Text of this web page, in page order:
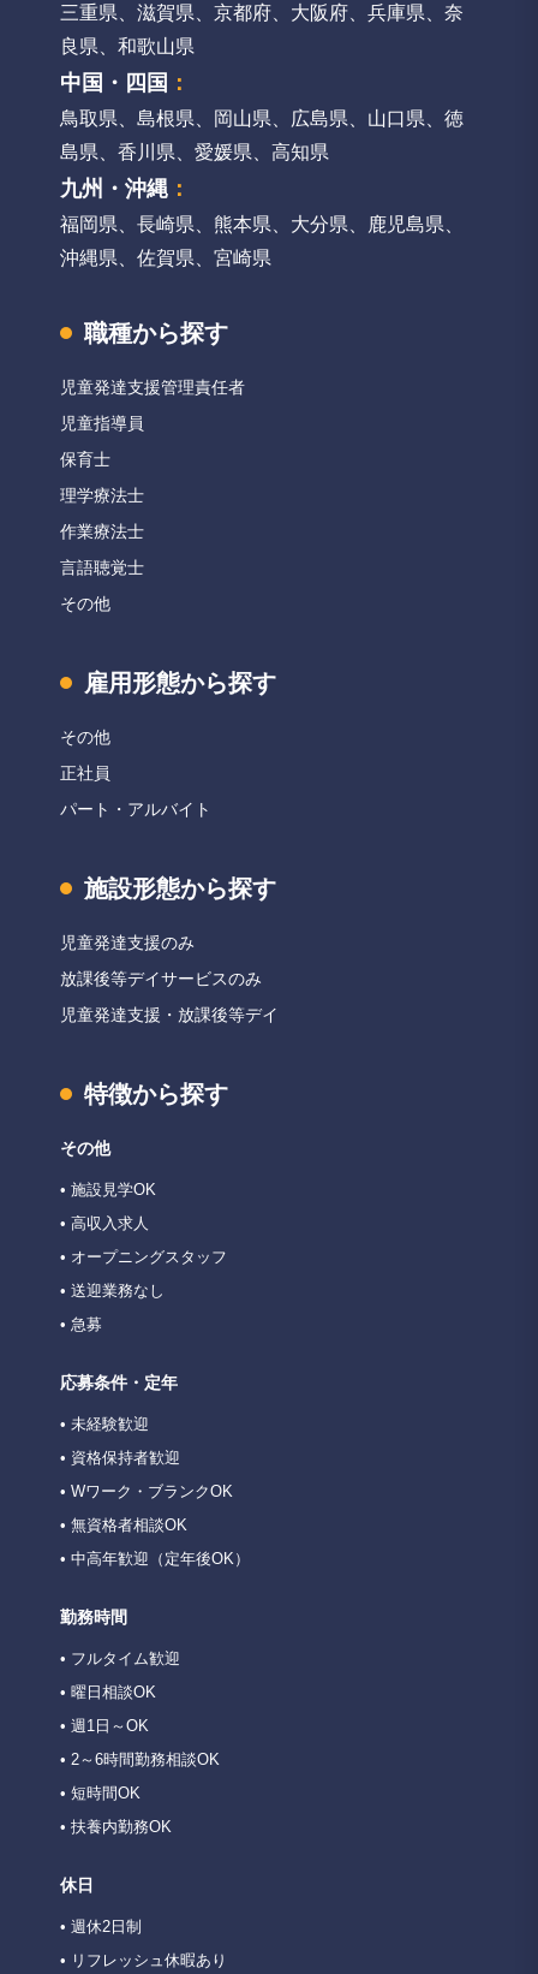
三重県 滋賀県 京都府 大阪府 兵庫県
奈
良県
和歌山県
中国・四国 ：
鳥取県 島根県 岡山県 広島県 山口県
徳
島県
香川県 愛媛県 高知県
九州・沖縄 ：
福岡県 長崎県 熊本県 大分県 鹿児島県
沖縄県
佐賀県 宮崎県
職種から探す
児童発達支援管理責任者
児童指導員
保育士
理学療法士
作業療法士
言語聴覚士
その他
雇用形態から探す
その他
正社員
パート・アルバイト
施設形態から探す
児童発達支援のみ
放課後等デイサービスのみ
児童発達支援・放課後等デイ
特徴から探す
その他
• 施設見学OK
• 高収入求人
• オープニングスタッフ
• 送迎業務なし
• 急募
応募条件・定年
• 未経験歓迎
• 資格保持者歓迎
• Wワーク・ブランクOK
• 無資格者相談OK
• 中高年歓迎（定年後OK）
勤務時間
• フルタイム歓迎
• 曜日相談OK
• 週1日～OK
• 2～6時間勤務相談OK
• 短時間OK
• 扶養内勤務OK
休日
• 週休2日制
• リフレッシュ休暇あり